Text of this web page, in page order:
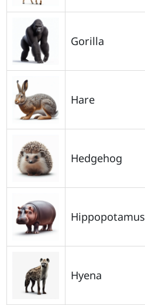
Gorilla
Hare
Hedgehog
Hippopotamus
Hyena